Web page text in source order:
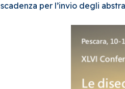
scadenza per l’invio degli